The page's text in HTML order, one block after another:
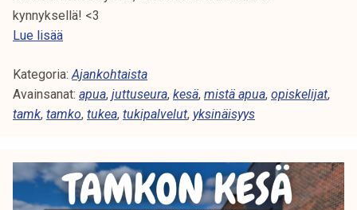
kynnyksellä! <3
Lue lisääA
u
a
j
u
k
Kategoria:Ajankohtaista
Avainsanat: apua, juttuseura, kesä, mistä apua, opiskelijat,
tamk, tamko, tukea, tukipalvelut, yksinäisyys